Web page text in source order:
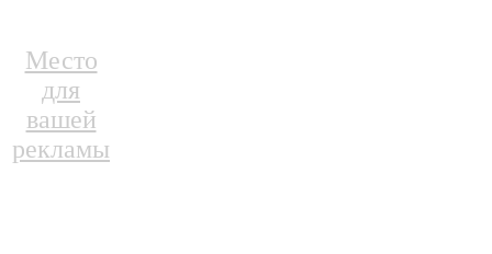
Место
для
вашей
рекламы